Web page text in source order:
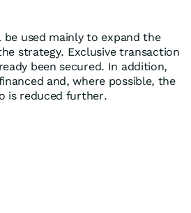
used mainly to expand the
strategy. Exclusive transaction
been secured. In addition,
and, where possible, the
is reduced further.